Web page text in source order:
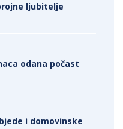
ljubitelje
odana počast
i domovinske